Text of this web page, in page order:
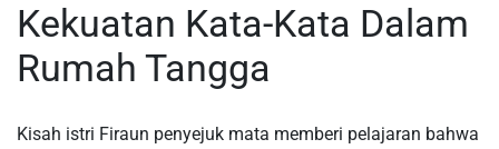
Kekuatan Kata-Kata Dalam
Rumah Tangga
Kisah istri Firaun penyejuk mata memberi pelajaran bahwa